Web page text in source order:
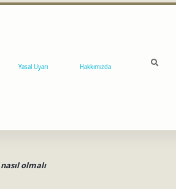
Yasal Uyarı Hakkımızda
olmalı